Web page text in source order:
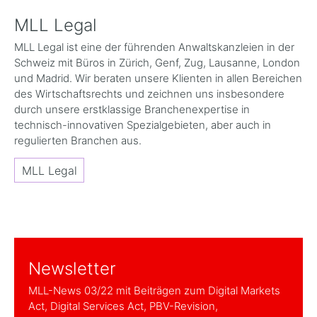
MLL Legal
MLL Legal ist eine der führenden Anwaltskanzleien in der
Schweiz mit Büros in Zürich, Genf, Zug, Lausanne, London
und Madrid. Wir beraten unsere Klienten in allen Bereichen
des Wirtschaftsrechts und zeichnen uns insbesondere
durch unsere erstklassige Branchenexpertise in
technisch-innovativen Spezialgebieten, aber auch in
regulierten Branchen aus.
MLL Legal
Newsletter
MLL-News 03/22 mit Beiträgen zum Digital Markets
Act, Digital Services Act, PBV-Revision,